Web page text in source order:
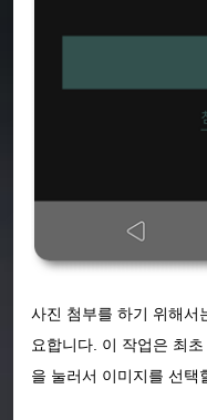
사진 첨부를 하기 위해서
요합니다. 이 작업은 최
을 눌러서 이미지를 선택